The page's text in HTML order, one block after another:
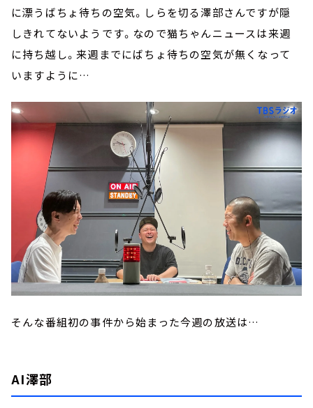
に漂うばちょ待ちの空気。しらを切る澤部さんですが隠
しきれてないようです。なので猫ちゃんニュースは来週
に持ち越し。来週までにばちょ待ちの空気が無くなって
いますように…
そんな番組初の事件から始まった今週の放送は…
AI澤部